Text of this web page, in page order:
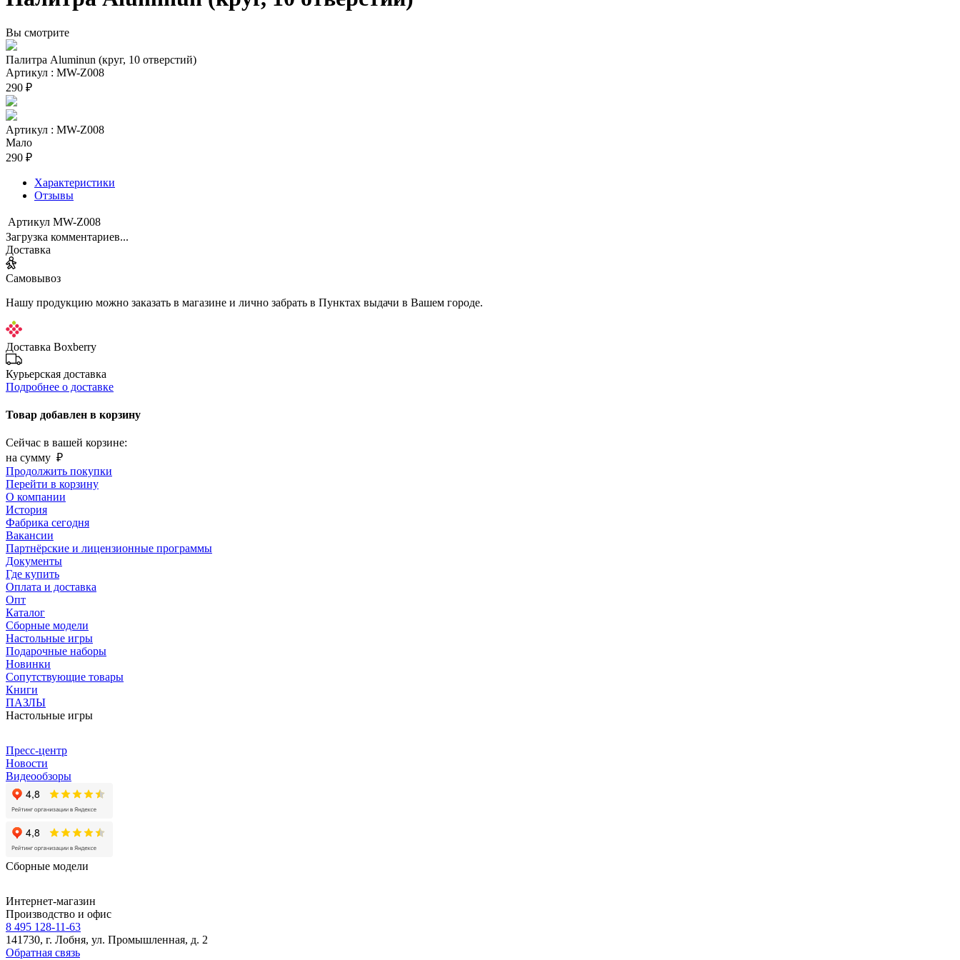
Вы смотрите
Палитра Aluminun (круг, 10 отверстий)
Артикул : MW-Z008
290 ₽
Артикул : MW-Z008
Мало
290 ₽
Характеристики
Отзывы
Артикул MW-Z008
Загрузка комментариев...
Доставка
Самовывоз
Нашу продукцию можно заказать в магазине и лично забрать в Пунктах выдачи в Вашем городе.
Доставка Boxberry
Курьерская доставка
Подробнее о доставке
Товар добавлен в корзину
Сейчас в вашей корзине:
на сумму ₽
Продолжить покупки
Перейти в корзину
О компании
История
Фабрика сегодня
Вакансии
Партнёрские и лицензионные программы
Документы
Где купить
Оплата и доставка
Опт
Каталог
Сборные модели
Настольные игры
Подарочные наборы
Новинки
Сопутствующие товары
Книги
ПАЗЛЫ
Настольные игры
Пресс-центр
Новости
Видеообзоры
Сборные модели
Интернет-магазин
Производство и офис
8 495 128-11-63
141730, г. Лобня, ул. Промышленная, д. 2
Обратная связь